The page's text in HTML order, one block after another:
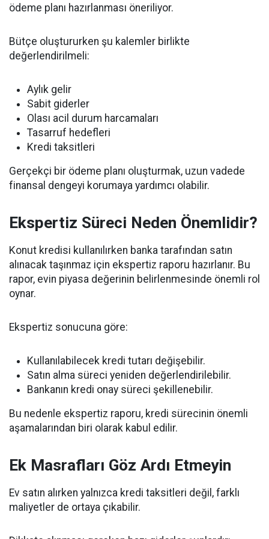
ödeme planı hazırlanması öneriliyor.
Bütçe oluştururken şu kalemler birlikte
değerlendirilmeli:
Aylık gelir
Sabit giderler
Olası acil durum harcamaları
Tasarruf hedefleri
Kredi taksitleri
Gerçekçi bir ödeme planı oluşturmak, uzun vadede
finansal dengeyi korumaya yardımcı olabilir.
Ekspertiz Süreci Neden Önemlidir?
Konut kredisi kullanılırken banka tarafından satın
alınacak taşınmaz için ekspertiz raporu hazırlanır. Bu
rapor, evin piyasa değerinin belirlenmesinde önemli rol
oynar.
Ekspertiz sonucuna göre:
Kullanılabilecek kredi tutarı değişebilir.
Satın alma süreci yeniden değerlendirilebilir.
Bankanın kredi onay süreci şekillenebilir.
Bu nedenle ekspertiz raporu, kredi sürecinin önemli
aşamalarından biri olarak kabul edilir.
Ek Masrafları Göz Ardı Etmeyin
Ev satın alırken yalnızca kredi taksitleri değil, farklı
maliyetler de ortaya çıkabilir.